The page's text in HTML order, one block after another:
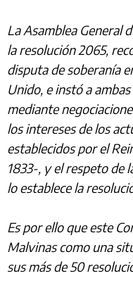
La Asamblea General
la resolución 2065,
disputa de soberanía
Unido, e instó a
mediante
los intereses de los
establecidos por el
1833-, y el respeto
lo establece la
Es por ello que este
Malvinas como una
sus más de 50